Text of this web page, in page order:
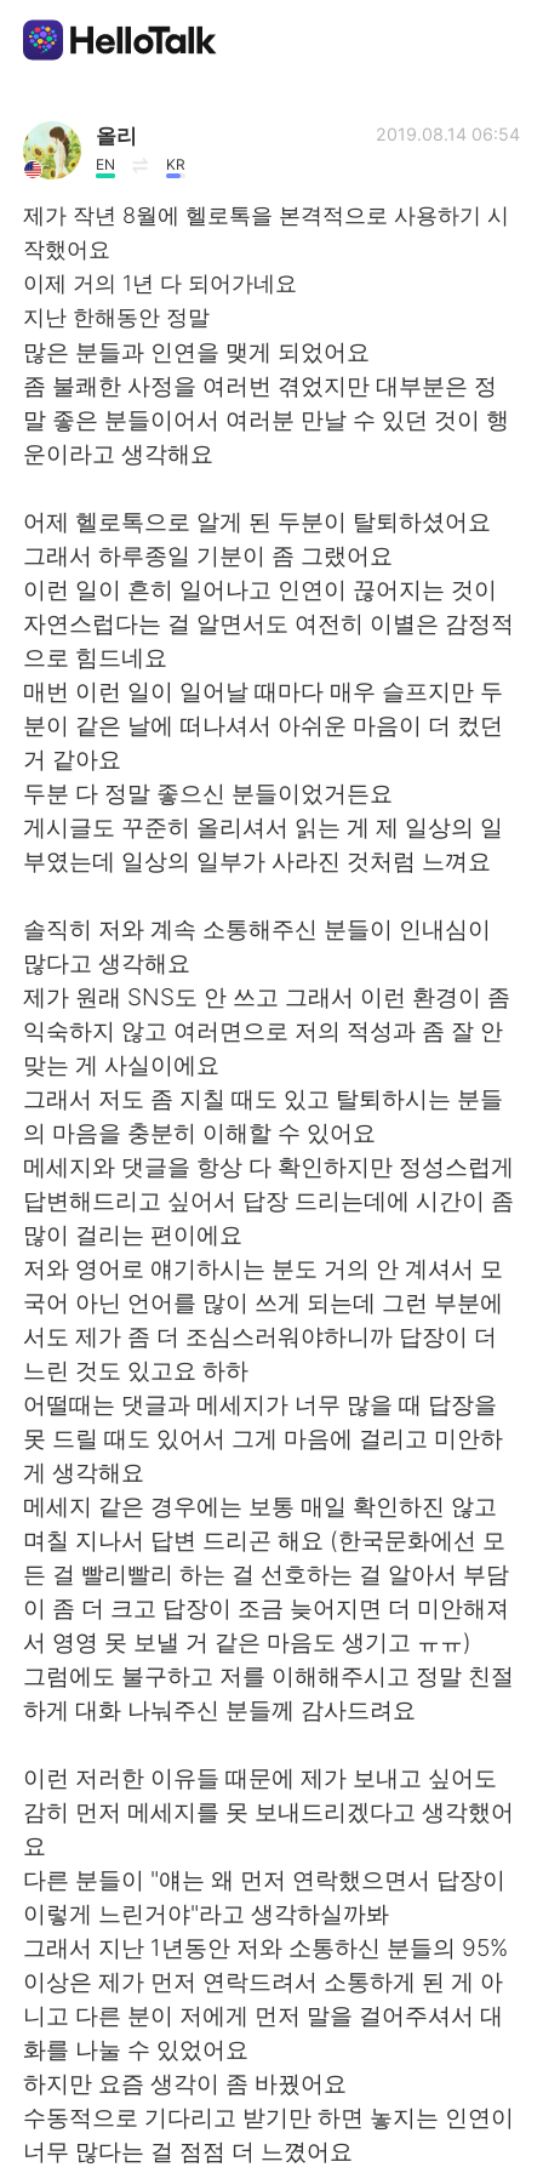
語言交換應用
AI Grammar Checker
繁體中文
English 简体中文
Español العربية
日本語 한국어
Русский ไทย
Indonesia
Türkçe Tiếng Việt
Português
올리
EN KR
2019.08.14 06:54
제가 작년 8월에 헬로톡을 본격적으로 사용하기 시
작했어요
이제 거의 1년 다 되어가네요
지난 한해동안 정말
많은 분들과 인연을 맺게 되었어요
좀 불쾌한 사정을 여러번 겪었지만 대부분은 정
말 좋은 분들이어서 여러분 만날 수 있던 것이 행
운이라고 생각해요
어제 헬로톡으로 알게 된 두분이 탈퇴하셨어요
그래서 하루종일 기분이 좀 그랬어요
이런 일이 흔히 일어나고 인연이 끊어지는 것이
자연스럽다는 걸 알면서도 여전히 이별은 감정적
으로 힘드네요
매번 이런 일이 일어날 때마다 매우 슬프지만 두
분이 같은 날에 떠나셔서 아쉬운 마음이 더 컸던
거 같아요
두분 다 정말 좋으신 분들이었거든요
게시글도 꾸준히 올리셔서 읽는 게 제 일상의 일
부였는데 일상의 일부가 사라진 것처럼 느껴요
솔직히 저와 계속 소통해주신 분들이 인내심이
많다고 생각해요
제가 원래 SNS도 안 쓰고 그래서 이런 환경이 좀
익숙하지 않고 여러면으로 저의 적성과 좀 잘 안
맞는 게 사실이에요
그래서 저도 좀 지칠 때도 있고 탈퇴하시는 분들
의 마음을 충분히 이해할 수 있어요
메세지와 댓글을 항상 다 확인하지만 정성스럽게
답변해드리고 싶어서 답장 드리는데에 시간이 좀
많이 걸리는 편이에요
저와 영어로 얘기하시는 분도 거의 안 계셔서 모
국어 아닌 언어를 많이 쓰게 되는데 그런 부분에
서도 제가 좀 더 조심스러워야하니까 답장이 더
느린 것도 있고요 하하
어떨때는 댓글과 메세지가 너무 많을 때 답장을
못 드릴 때도 있어서 그게 마음에 걸리고 미안하
게 생각해요
메세지 같은 경우에는 보통 매일 확인하진 않고
며칠 지나서 답변 드리곤 해요 (한국문화에선 모
든 걸 빨리빨리 하는 걸 선호하는 걸 알아서 부담
이 좀 더 크고 답장이 조금 늦어지면 더 미안해져
서 영영 못 보낼 거 같은 마음도 생기고 ㅠㅠ)
그럼에도 불구하고 저를 이해해주시고 정말 친절
하게 대화 나눠주신 분들께 감사드려요
이런 저러한 이유들 때문에 제가 보내고 싶어도
감히 먼저 메세지를 못 보내드리겠다고 생각했어
요
다른 분들이 "얘는 왜 먼저 연락했으면서 답장이
이렇게 느린거야"라고 생각하실까봐
그래서 지난 1년동안 저와 소통하신 분들의 95%
이상은 제가 먼저 연락드려서 소통하게 된 게 아
니고 다른 분이 저에게 먼저 말을 걸어주셔서 대
화를 나눌 수 있었어요
하지만 요즘 생각이 좀 바꿨어요
수동적으로 기다리고 받기만 하면 놓지는 인연이
너무 많다는 걸 점점 더 느꼈어요